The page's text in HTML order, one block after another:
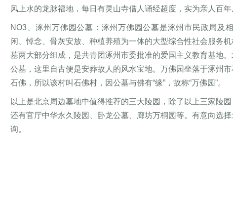
风上水的龙脉福地，每日有灵山寺僧人诵经超度，实为亲人百年
NO3、涿州万佛园公墓：涿州万佛园公墓是涿州市民政局及
闲、悼念、骨灰安放、种植养殖为一体的大型综合性社会服务
墓两大部分组成，是共青团涿州市委批准的爱国主义教育基地
公墓，这里自古便是安葬故人的风水宝地。万佛园坐落于涿州
石佛，所以该村叫石佛村，因公墓与佛有“缘”，故称“万佛园”。
以上是北京周边墓地中值得推荐的三大陵园，除了以上三家陵
还有官厅中华永久陵园、卧龙公墓、廊坊万桐园等。有意向选
询。